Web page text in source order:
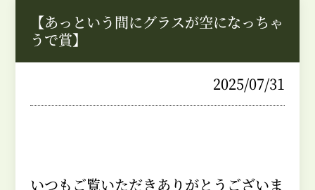
【あっという間にグラスが空になっちゃ
うで賞】
2025/07/31
いつもご覧いただきありがとうございま